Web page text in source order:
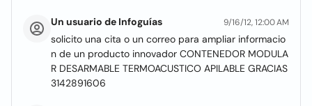
Un usuario de Infoguías 9/16/12, 12:00 AM
solicito una cita o un correo para ampliar informacio
n de un producto innovador CONTENEDOR MODULA
R DESARMABLE TERMOACUSTICO APILABLE GRACIAS
3142891606